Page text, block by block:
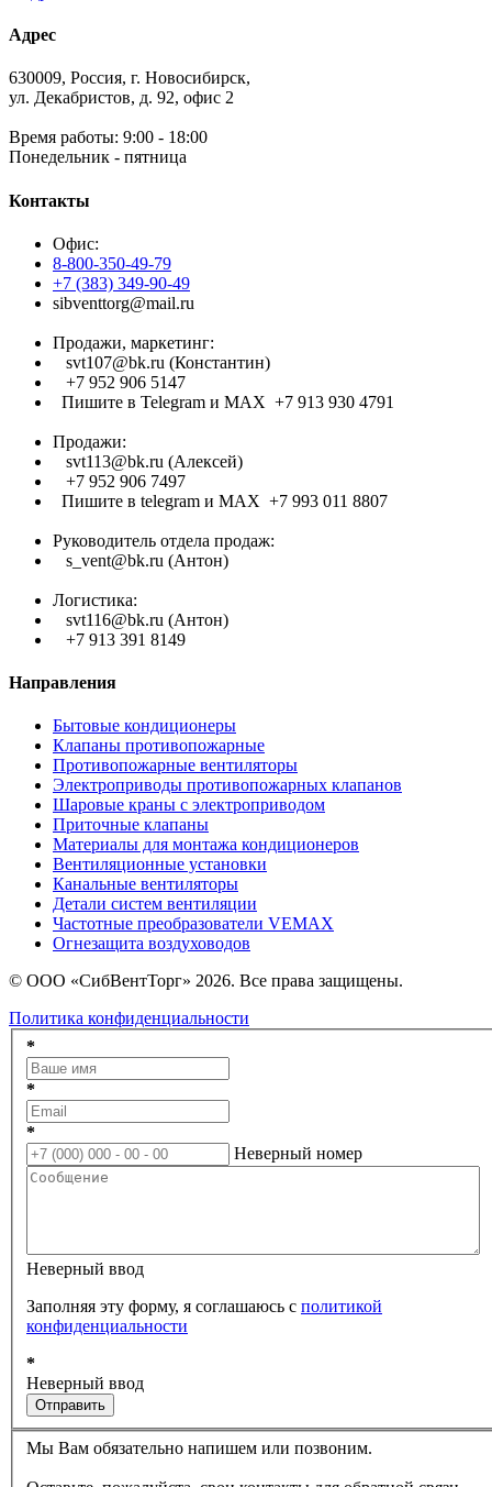
Адрес
630009, Россия, г. Новосибирск,
ул. Декабристов, д. 92, офис 2
Время работы: 9:00 - 18:00
Понедельник - пятница
Контакты
Офис:
8-800-350-49-79
+7 (383) 349-90-49
sibventtorg@mail.ru
Продажи, маркетинг:
svt107@bk.ru (Константин)
+7 952 906 5147
Пишите в Telegram и МАХ +7 913 930 4791
Продажи:
svt113@bk.ru (Алексей)
+7 952 906 7497
Пишите в telegram и МАХ +7 993 011 8807
Руководитель отдела продаж:
s_vent@bk.ru (Антон)
Логистика:
svt116@bk.ru (Антон)
+7 913 391 8149
Направления
Бытовые кондиционеры
Клапаны противопожарные
Противопожарные вентиляторы
Электроприводы противопожарных клапанов
Шаровые краны с электроприводом
Приточные клапаны
Материалы для монтажа кондиционеров
Вентиляционные установки
Канальные вентиляторы
Детали систем вентиляции
Частотные преобразователи VEMAX
Огнезащита воздуховодов
© ООО «СибВентТорг» 2026. Все права защищены.
Политика конфиденциальности
*
*
*
Неверный номер
Неверный ввод
Заполняя эту форму, я соглашаюсь с политикой
конфиденциальности
*
Неверный ввод
Отправить
Мы Вам обязательно напишем или позвоним.